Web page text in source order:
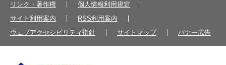
リンク・著作権
個人情報利用規定
サイト利用案内
RSS利用案内
ウェブアクセシビリティ指針
サイトマップ バナー広告